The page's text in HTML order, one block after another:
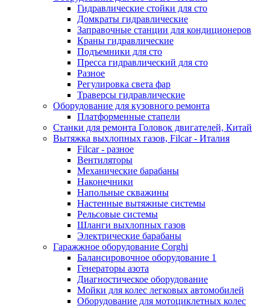
Гидравлические стойки для сто
Домкраты гидравлические
Заправочные станции для кондиционеров
Краны гидравлические
Подъемники для сто
Пресса гидравлический для сто
Разное
Регулировка света фар
Траверсы гидравлические
Оборудование для кузовного ремонта
Платформенные стапели
Станки для ремонта Головок двигателей, Китай
Вытяжка выхлопных газов, Filcar - Италия
Filcar - разное
Вентиляторы
Механические барабаны
Наконечники
Напольные скважины
Настенные вытяжные системы
Рельсовые системы
Шланги выхлопных газов
Электрические барабаны
Гаражжное оборудование Corghi
Балансировочное оборудование 1
Генераторы азота
Диагностическое оборудование
Мойки для колес легковых автомобилей
Оборудование для мотоциклетных колес